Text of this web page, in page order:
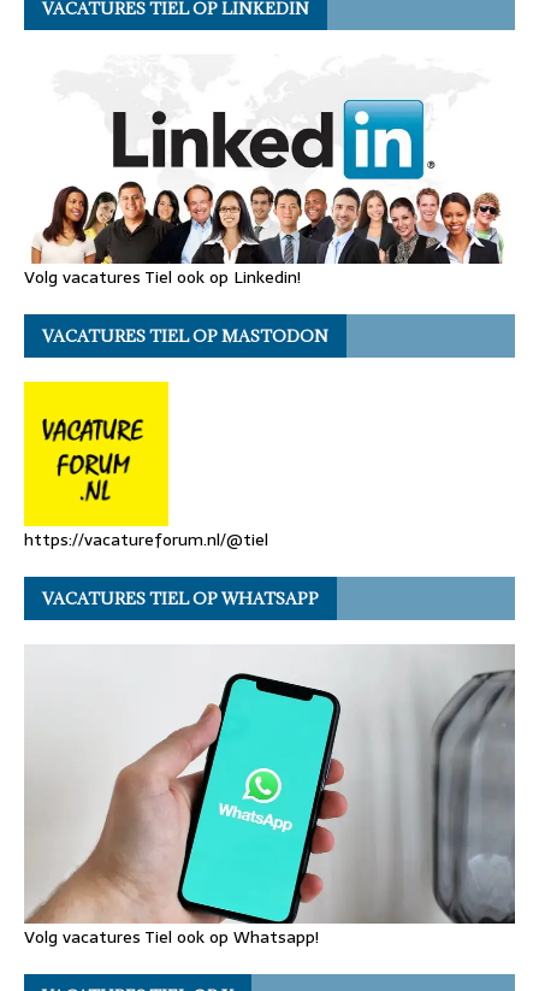
VACATURES TIEL OP LINKEDIN
Volg vacatures Tiel ook op Linkedin!
VACATURES TIEL OP MASTODON
https://vacatureforum.nl/@tiel
VACATURES TIEL OP WHATSAPP
Volg vacatures Tiel ook op Whatsapp!